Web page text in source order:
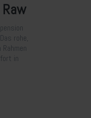
rohe,
in